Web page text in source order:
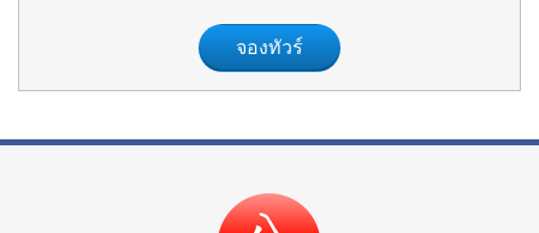
จองทัวร์